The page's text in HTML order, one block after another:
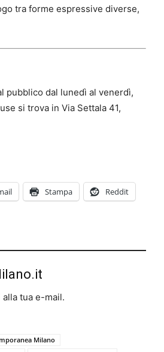
tra forme espressive diverse,
pubblico dal lunedì al venerdì,
si trova in Via Settala 41,
Stampa Reddit
tua e-mail.
Milano